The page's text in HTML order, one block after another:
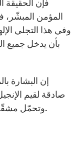
فإن الحقيقة
المؤمن
وفي هذا التجلي
بأن يدخل جميع
إن البشارة
صادقة لقيم
وتحمّل مشقّة العيش على مثال الرسل المبشرين.